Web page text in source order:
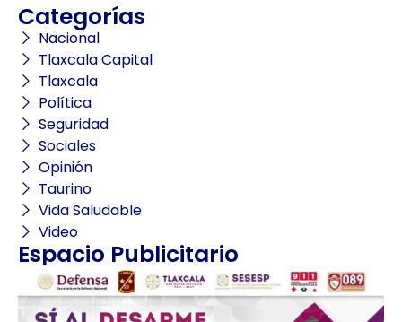
Categorías
Nacional
Tlaxcala Capital
Tlaxcala
Política
Seguridad
Sociales
Opinión
Taurino
Vida Saludable
Video
Espacio Publicitario